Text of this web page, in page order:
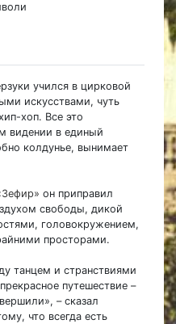
учился в цирковой
искусствами, чуть
хоп. Все это
видении в единый
колдунье, вынимает
он приправил
свободы, дикой
головокружением,
просторами.
танцем и странствиями
путешествие –
– сказал
что всегда есть